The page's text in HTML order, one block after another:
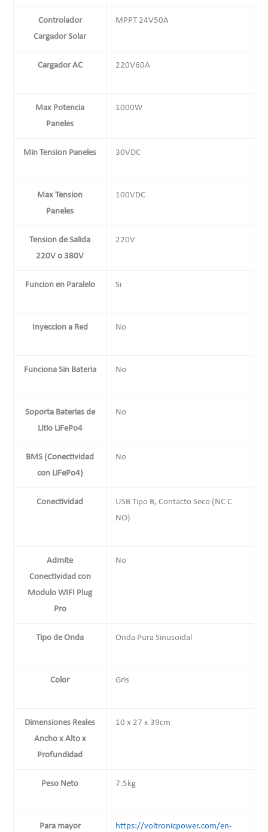
Controlador
Cargador Solar
MPPT 24V50A
Cargador AC 220V60A
Max Potencia
Paneles
1000W
Min Tension Paneles 30VDC
Max Tension
Paneles
100VDC
Tension de Salida
220V o 380V
220V
Funcion en Paralelo Si
Inyeccion a Red No
Funciona Sin Bateria No
Soporta Baterias de
Litio LiFePo4
No
BMS (Conectividad
con LiFePo4)
No
Conectividad
USB Tipo B, Contacto Seco (NC C
NO)
Admite
Conectividad con
Modulo WIFI Plug
Pro
No
Tipo de Onda Onda Pura Sinusoidal
Color Gris
Dimensiones Reales
Ancho x Alto x
Profundidad
10 x 27 x 39cm
Peso Neto 7.5kg
Para mayor
https://voltronicpower.com/en-